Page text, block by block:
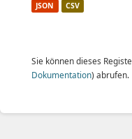
JSON CSV
Sie können dieses
Dokumentation) abrufen.